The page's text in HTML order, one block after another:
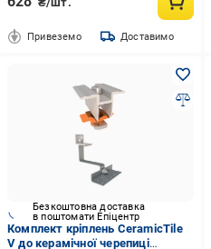
Привеземо Доставимо
Безкоштовна доставка
в поштомати Епіцентр
Комплект кріплень CeramicTile
V до керамічної черепиці